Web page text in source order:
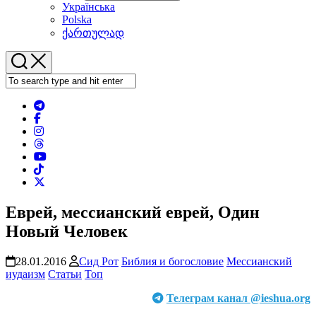
Українська
Polska
ქართულად
Еврей, мессианский еврей, Один
Новый Человек
28.01.2016 Сид Рот Библия и богословие Мессианский
иудаизм Статьи Топ
Телеграм канал @ieshua.org